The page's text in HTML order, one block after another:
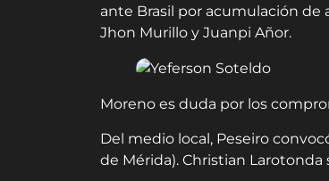
ante Brasil por acumulación de
Jhon Murillo y Juanpi Añor.
Moreno es duda por los
Del medio local, Peseiro
de Mérida). Christian Larotonda